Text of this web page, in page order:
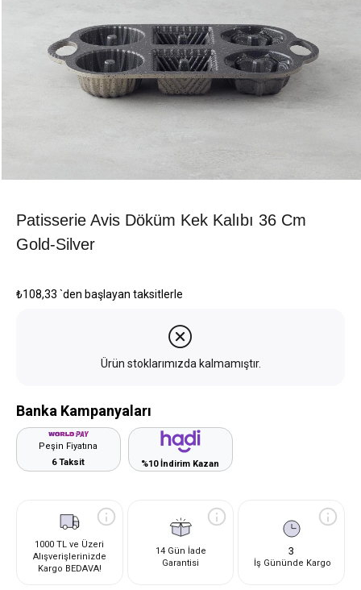
Patisserie Avis Döküm Kek Kalıbı 36 Cm
Gold-Silver
₺108,33 `den başlayan taksitlerle
Ürün stoklarımızda kalmamıştır.
Banka Kampanyaları
Peşin Fiyatına
6 Taksit
%10 İndirim Kazan
1000 TL ve Üzeri
Alışverişlerinizde
Kargo BEDAVA!
14 Gün İade
Garantisi
3
İş Gününde Kargo